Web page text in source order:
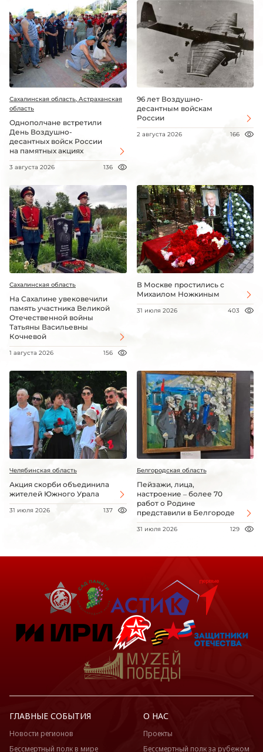
Сахалинская область, Астраханская
область
Однополчане встретили
День Воздушно-
десантных войск России
на памятных акциях
3 августа 2026 136
96 лет Воздушно-
десантным войскам
России
2 августа 2026 166
Сахалинская область
На Сахалине увековечили
память участника Великой
Отечественной войны
Татьяны Васильевны
Кочневой
1 августа 2026 156
В Москве простились с
Михаилом Ножкиным
31 июля 2026 403
Челябинская область
Акция скорби объединила
жителей Южного Урала
31 июля 2026 137
Белгородская область
Пейзажи, лица,
настроение – более 70
работ о Родине
представили в Белгороде
31 июля 2026 129
ГЛАВНЫЕ СОБЫТИЯ
Новости регионов
Бессмертный полк в мире
О НАС
Проекты
Бессмертный полк за рубежом